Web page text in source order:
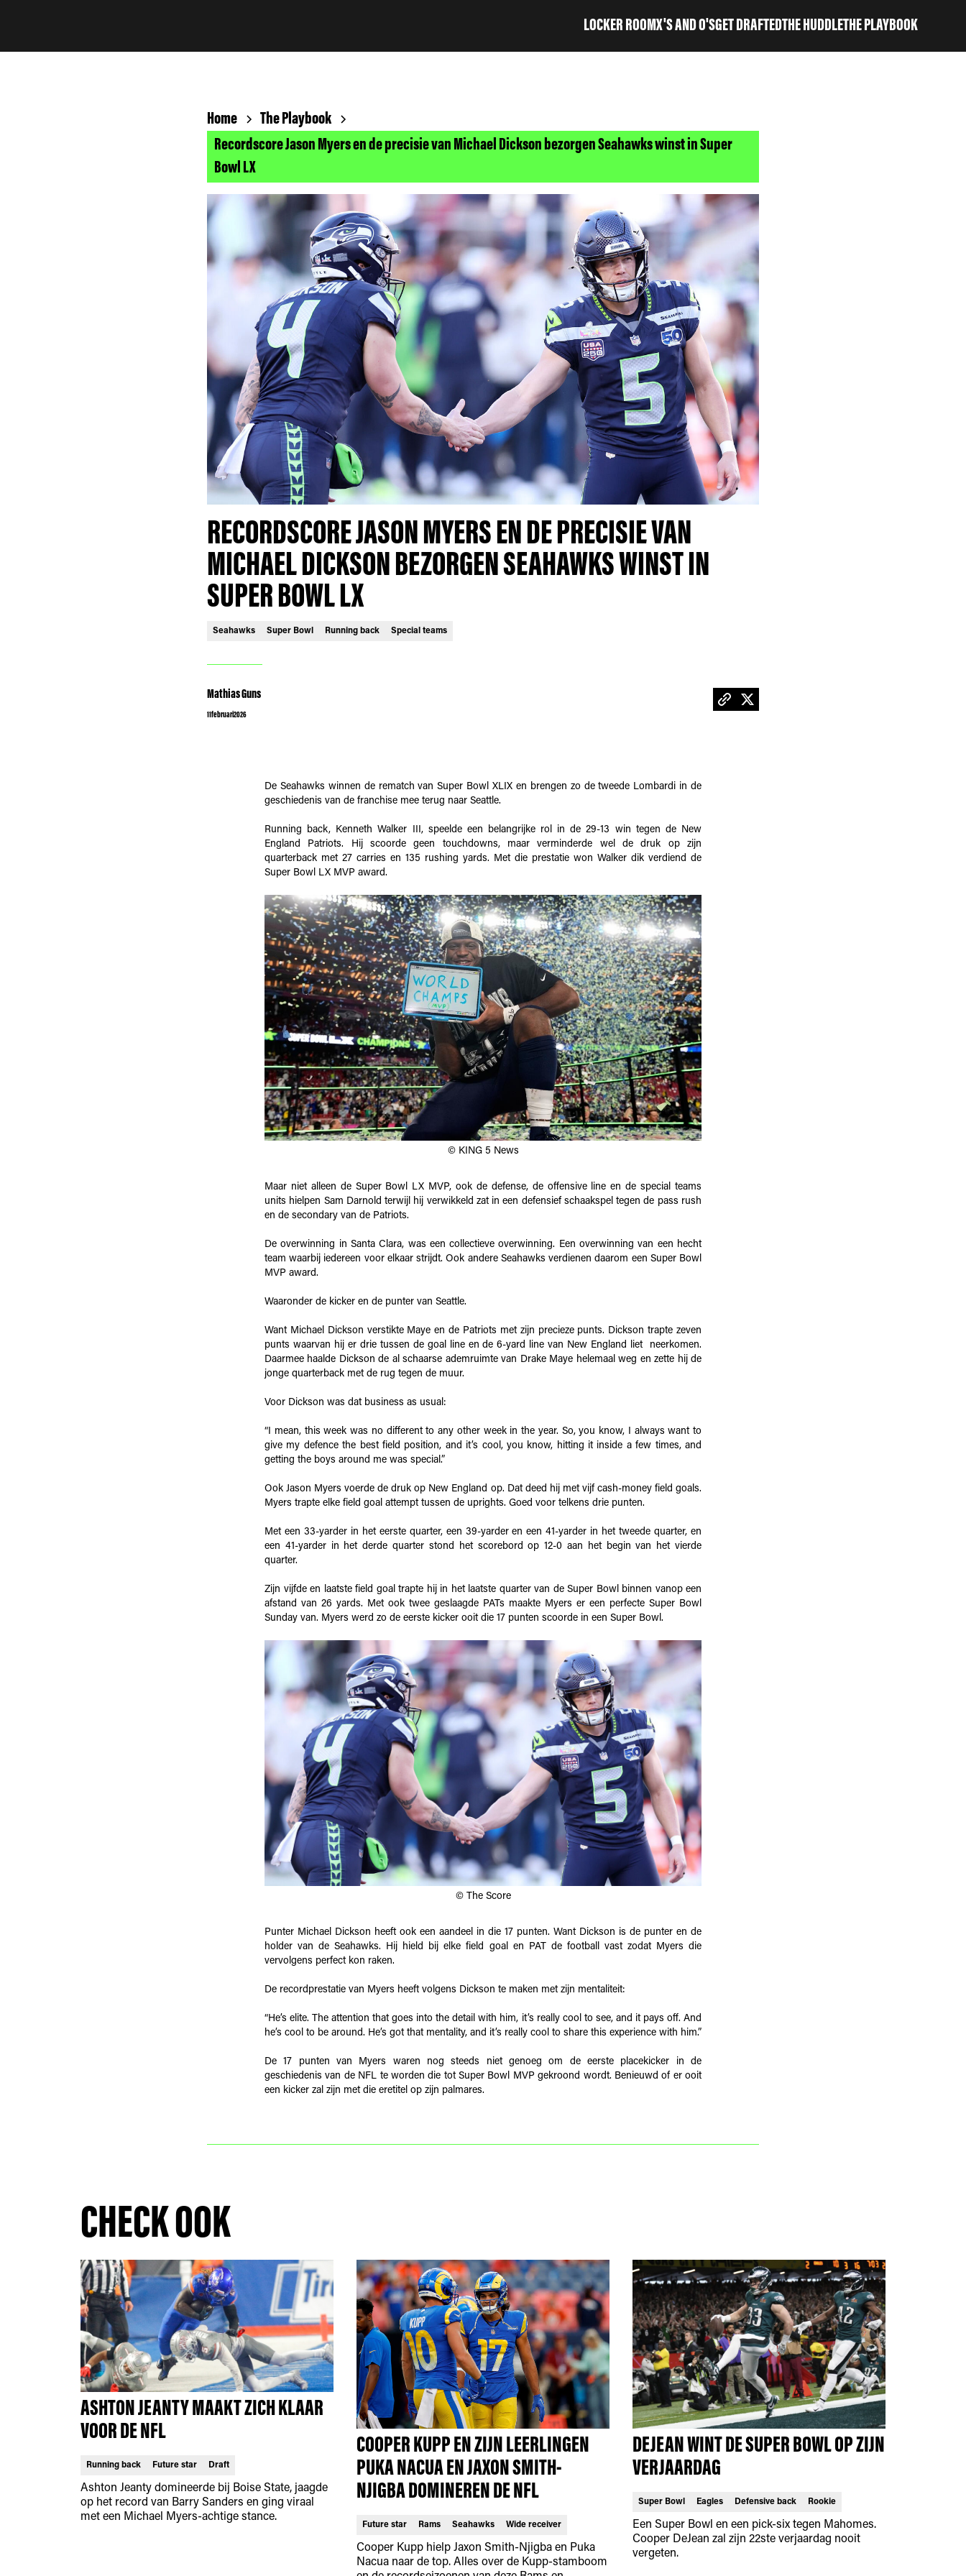
LOCKER ROOMX'S AND O'SGET DRAFTEDTHE HUDDLETHE PLAYBOOK
Home
The Playbook
Recordscore Jason Myers en de precisie van Michael Dickson bezorgen Seahawks winst in Super
Bowl LX
RECORDSCORE JASON MYERS EN DE PRECISIE VAN
MICHAEL DICKSON BEZORGEN SEAHAWKS WINST IN
SUPER BOWL LX
Seahawks Super Bowl Running back Special teams
Mathias Guns
11februari2026
De Seahawks winnen de rematch van Super Bowl XLIX en brengen zo de tweede Lombardi in de
geschiedenis van de franchise mee terug naar Seattle.
Running back, Kenneth Walker III, speelde een belangrijke rol in de 29-13 win tegen de New
England Patriots. Hij scoorde geen touchdowns, maar verminderde wel de druk op zijn
quarterback met 27 carries en 135 rushing yards. Met die prestatie won Walker dik verdiend de
Super Bowl LX MVP award.
© KING 5 News
Maar niet alleen de Super Bowl LX MVP, ook de defense, de offensive line en de special teams
units hielpen Sam Darnold terwijl hij verwikkeld zat in een defensief schaakspel tegen de pass rush
en de secondary van de Patriots.
De overwinning in Santa Clara, was een collectieve overwinning. Een overwinning van een hecht
team waarbij iedereen voor elkaar strijdt. Ook andere Seahawks verdienen daarom een Super Bowl
MVP award.
Waaronder de kicker en de punter van Seattle.
Want Michael Dickson verstikte Maye en de Patriots met zijn precieze punts. Dickson trapte zeven
punts waarvan hij er drie tussen de goal line en de 6-yard line van New England liet neerkomen.
Daarmee haalde Dickson de al schaarse ademruimte van Drake Maye helemaal weg en zette hij de
jonge quarterback met de rug tegen de muur.
Voor Dickson was dat business as usual:
“I mean, this week was no different to any other week in the year. So, you know, I always want to
give my defence the best field position, and it’s cool, you know, hitting it inside a few times, and
getting the boys around me was special.”
Ook Jason Myers voerde de druk op New England op. Dat deed hij met vijf cash-money field goals.
Myers trapte elke field goal attempt tussen de uprights. Goed voor telkens drie punten.
Met een 33-yarder in het eerste quarter, een 39-yarder en een 41-yarder in het tweede quarter, en
een 41-yarder in het derde quarter stond het scorebord op 12-0 aan het begin van het vierde
quarter.
Zijn vijfde en laatste field goal trapte hij in het laatste quarter van de Super Bowl binnen vanop een
afstand van 26 yards. Met ook twee geslaagde PATs maakte Myers er een perfecte Super Bowl
Sunday van. Myers werd zo de eerste kicker ooit die 17 punten scoorde in een Super Bowl.
© The Score
Punter Michael Dickson heeft ook een aandeel in die 17 punten. Want Dickson is de punter en de
holder van de Seahawks. Hij hield bij elke field goal en PAT de football vast zodat Myers die
vervolgens perfect kon raken.
De recordprestatie van Myers heeft volgens Dickson te maken met zijn mentaliteit:
“He’s elite. The attention that goes into the detail with him, it’s really cool to see, and it pays off. And
he’s cool to be around. He’s got that mentality, and it’s really cool to share this experience with him.”
De 17 punten van Myers waren nog steeds niet genoeg om de eerste placekicker in de
geschiedenis van de NFL te worden die tot Super Bowl MVP gekroond wordt. Benieuwd of er ooit
een kicker zal zijn met die eretitel op zijn palmares.
CHECK OOK
ASHTON JEANTY MAAKT ZICH KLAAR
VOOR DE NFL
Running back Future star Draft
Ashton Jeanty domineerde bij Boise State, jaagde
op het record van Barry Sanders en ging viraal
met een Michael Myers-achtige stance.
COOPER KUPP EN ZIJN LEERLINGEN
PUKA NACUA EN JAXON SMITH-
NJIGBA DOMINEREN DE NFL
Future star Rams Seahawks Wide receiver
Cooper Kupp hielp Jaxon Smith-Njigba en Puka
Nacua naar de top. Alles over de Kupp-stamboom
DEJEAN WINT DE SUPER BOWL OP ZIJN
VERJAARDAG
Super Bowl Eagles Defensive back Rookie
Een Super Bowl en een pick-six tegen Mahomes.
Cooper DeJean zal zijn 22ste verjaardag nooit
vergeten.